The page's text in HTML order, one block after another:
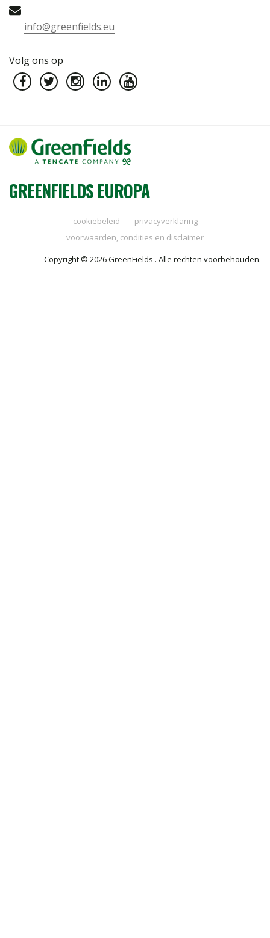
info@greenfields.eu
Volg ons op
GREENFIELDS EUROPA
cookiebeleid
privacyverklaring
voorwaarden, condities en disclaimer
Copyright © 2026 GreenFields . Alle rechten voorbehouden.